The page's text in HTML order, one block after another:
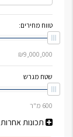
טווח מחירים:
שטח מגרש
תכונות אחרות